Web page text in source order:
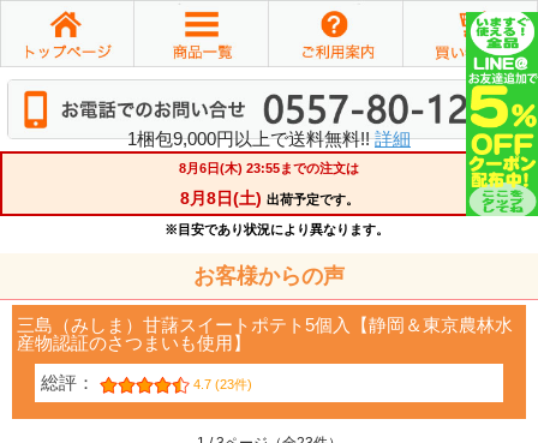
1梱包9,000円以上で送料無料!!詳細
お客様からの声
三島（みしま）甘藷スイートポテト5個入【静岡＆東京農林水
産物認証のさつまいも使用】
総評：
4.7 (23件)